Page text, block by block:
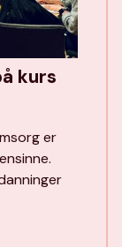
kurs
er